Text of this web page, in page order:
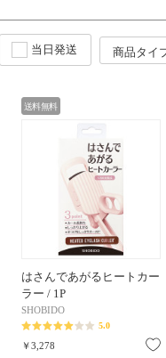
当日発送
お気に入り
送料無料
はさんであがるヒートカー
ラー / 1P
SHOBIDO
5.0
￥3,278